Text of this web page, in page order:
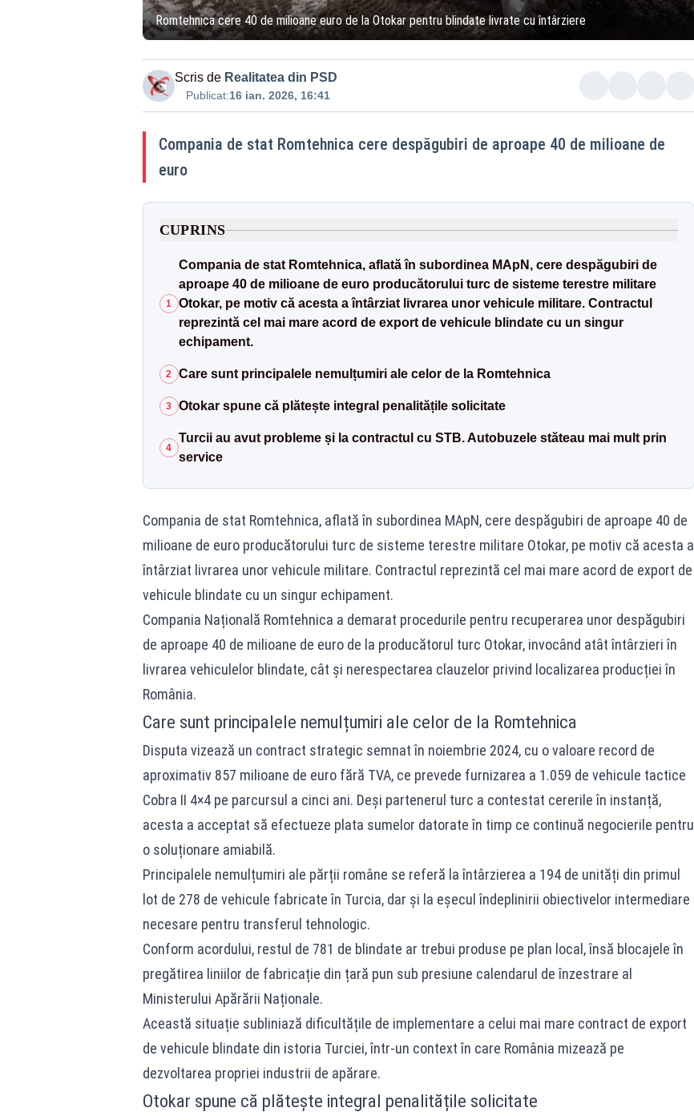
Romtehnica cere 40 de milioane euro de la Otokar pentru blindate livrate cu întârziere
Scris de Realitatea din PSD
Publicat:16 ian. 2026, 16:41
Compania de stat Romtehnica cere despăgubiri de aproape 40 de milioane de
euro
CUPRINS
1
Compania de stat Romtehnica, aflată în subordinea MApN, cere despăgubiri de
aproape 40 de milioane de euro producătorului turc de sisteme terestre militare
Otokar, pe motiv că acesta a întârziat livrarea unor vehicule militare. Contractul
reprezintă cel mai mare acord de export de vehicule blindate cu un singur
echipament.
2 Care sunt principalele nemulțumiri ale celor de la Romtehnica
3 Otokar spune că plătește integral penalitățile solicitate
4
Turcii au avut probleme și la contractul cu STB. Autobuzele stăteau mai mult prin
service
Compania de stat Romtehnica, aflată în subordinea MApN, cere despăgubiri de aproape 40 de
milioane de euro producătorului turc de sisteme terestre militare Otokar, pe motiv că acesta a
întârziat livrarea unor vehicule militare. Contractul reprezintă cel mai mare acord de export de
vehicule blindate cu un singur echipament.
Compania Națională Romtehnica a demarat procedurile pentru recuperarea unor despăgubiri
de aproape 40 de milioane de euro de la producătorul turc Otokar, invocând atât întârzieri în
livrarea vehiculelor blindate, cât și nerespectarea clauzelor privind localizarea producției în
România.
Care sunt principalele nemulțumiri ale celor de la Romtehnica
Disputa vizează un contract strategic semnat în noiembrie 2024, cu o valoare record de
aproximativ 857 milioane de euro fără TVA, ce prevede furnizarea a 1.059 de vehicule tactice
Cobra II 4×4 pe parcursul a cinci ani. Deși partenerul turc a contestat cererile în instanță,
acesta a acceptat să efectueze plata sumelor datorate în timp ce continuă negocierile pentru
o soluționare amiabilă.
Principalele nemulțumiri ale părții române se referă la întârzierea a 194 de unități din primul
lot de 278 de vehicule fabricate în Turcia, dar și la eșecul îndeplinirii obiectivelor intermediare
necesare pentru transferul tehnologic.
Conform acordului, restul de 781 de blindate ar trebui produse pe plan local, însă blocajele în
pregătirea liniilor de fabricație din țară pun sub presiune calendarul de înzestrare al
Ministerului Apărării Naționale.
Această situație subliniază dificultățile de implementare a celui mai mare contract de export
de vehicule blindate din istoria Turciei, într-un context în care România mizează pe
dezvoltarea propriei industrii de apărare.
Otokar spune că plătește integral penalitățile solicitate